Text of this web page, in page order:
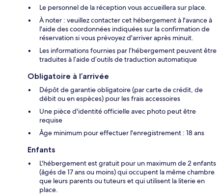
Le personnel de la réception vous accueillera sur place.
À noter : veuillez contacter cet hébergement à l'avance à
l'aide des coordonnées indiquées sur la confirmation de
réservation si vous prévoyez d'arriver après minuit.
Les informations fournies par l’hébergement peuvent être
traduites à l’aide d’outils de traduction automatique
Obligatoire à l’arrivée
Dépôt de garantie obligatoire (par carte de crédit, de
débit ou en espèces) pour les frais accessoires
Une pièce d'identité officielle avec photo peut être
requise
Âge minimum pour effectuer l'enregistrement : 18 ans
Enfants
L'hébergement est gratuit pour un maximum de 2 enfants
(âgés de 17 ans ou moins) qui occupent la même chambre
que leurs parents ou tuteurs et qui utilisent la literie en
place.